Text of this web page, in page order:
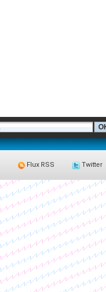
Flux RSS Twitter